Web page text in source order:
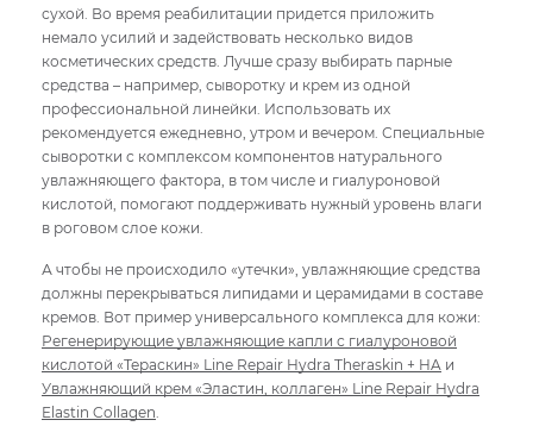
сухой. Во время реабилитации придется приложить
немало усилий и задействовать несколько видов
косметических средств. Лучше сразу выбирать парные
средства – например, сыворотку и крем из одной
профессиональной линейки. Использовать их
рекомендуется ежедневно, утром и вечером. Специальные
сыворотки с комплексом компонентов натурального
увлажняющего фактора, в том числе и гиалуроновой
кислотой, помогают поддерживать нужный уровень влаги
в роговом слое кожи.
А чтобы не происходило «утечки», увлажняющие средства
должны перекрываться липидами и церамидами в составе
кремов. Вот пример универсального комплекса для кожи:
Регенерирующие увлажняющие капли с гиалуроновой
кислотой «Тераскин» Line Repair Hydra Theraskin + HA и
Увлажняющий крем «Эластин, коллаген» Line Repair Hydra
Elastin Collagen